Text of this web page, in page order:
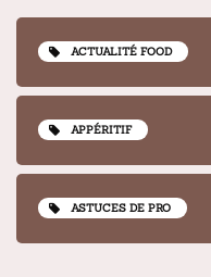
ACTUALITÉ FOOD
APPÉRITIF
ASTUCES DE PRO